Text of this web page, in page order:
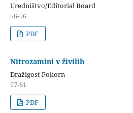
Uredništvo/Editorial Board
56-56
PDF
Nitrozamini v živilih
Dražigost Pokorn
57-61
PDF